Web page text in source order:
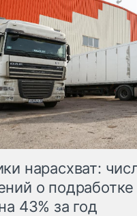
нарасхват:
о подработке
43% за год